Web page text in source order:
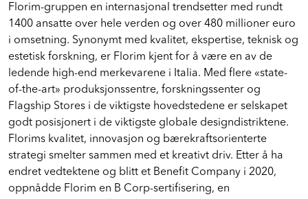
Florim-gruppen en internasjonal trendsetter med rundt
1400 ansatte over hele verden og over 480 millioner euro
i omsetning. Synonymt med kvalitet, ekspertise, teknisk og
estetisk forskning, er Florim kjent for å være en av de
ledende high-end merkevarene i Italia. Med flere «state-
of-the-art» produksjonssentre, forskningssenter og
Flagship Stores i de viktigste hovedstedene er selskapet
godt posisjonert i de viktigste globale designdistriktene.
Florims kvalitet, innovasjon og bærekraftsorienterte
strategi smelter sammen med et kreativt driv. Etter å ha
endret vedtektene og blitt et Benefit Company i 2020,
oppnådde Florim en B Corp-sertifisering, en